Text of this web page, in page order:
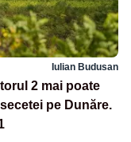
Iulian Budusan
2 mai poate
pe Dunăre.